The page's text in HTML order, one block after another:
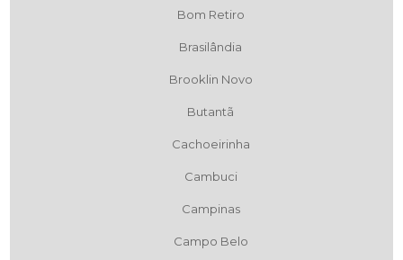
Bom Retiro
Brasilândia
Brooklin Novo
Butantã
Cachoeirinha
Cambuci
Campinas
Campo Belo